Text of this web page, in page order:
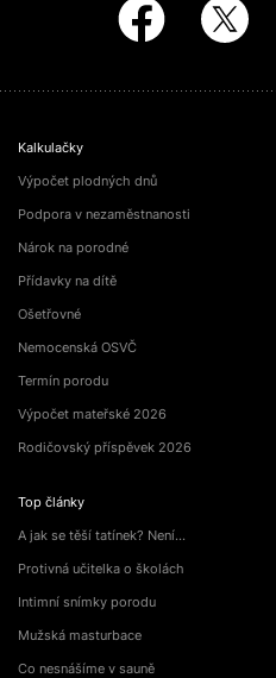
Kalkulačky
Výpočet plodných dnů
Podpora v nezaměstnanosti
Nárok na porodné
Přídavky na dítě
Ošetřovné
Nemocenská OSVČ
Termín porodu
Výpočet mateřské 2026
Rodičovský příspěvek 2026
Top články
A jak se těší tatínek? Není…
Protivná učitelka o školách
Intimní snímky porodu
Mužská masturbace
Co nesnášíme v sauně